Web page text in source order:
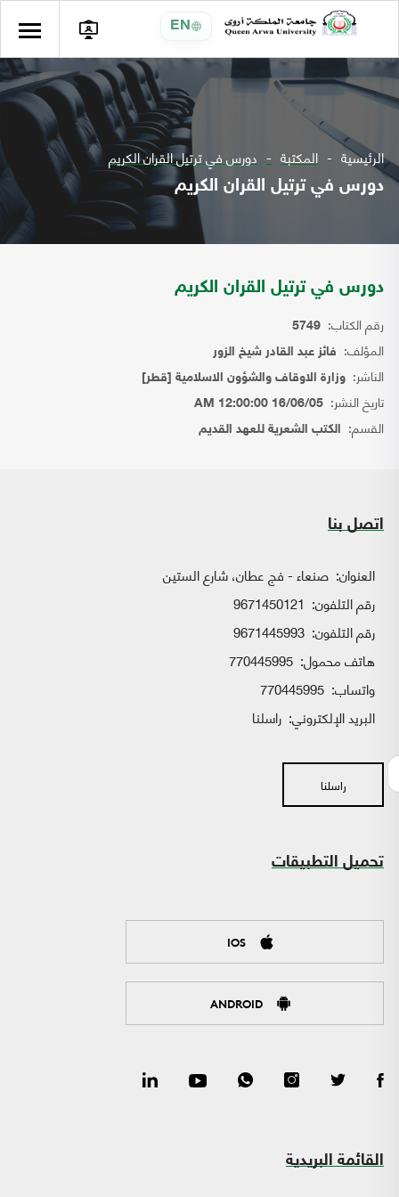
EN
الرئيسية المكتبة دورس في ترتيل القران الكريم
دورس في ترتيل القران الكريم
دورس في ترتيل القران الكريم
رقم الكتاب: 5749
المؤلف: فائز عبد القادر شيخ الزور
الناشر: وزارة الاوقاف والشؤون الاسلامية [قطر]
تاريخ النشر: 16/06/05 12:00:00 AM
القسم: الكتب الشعرية للعهد القديم
اتصل بنا
العنوان: صنعاء - فج عطان، شارع الستين
رقم التلفون: 9671450121
رقم التلفون: 9671445993
هاتف محمول: 770445995
واتساب:
البريد الإلكتروني: راسلنا
راسلنا
تحميل التطبيقات
IOS
ANDROID
القائمة البريدية